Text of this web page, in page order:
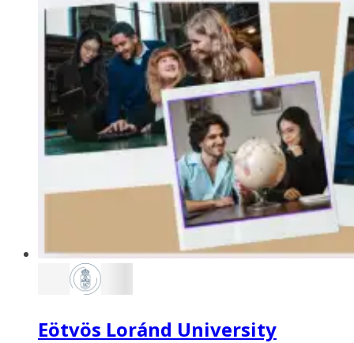
Eötvös Loránd University